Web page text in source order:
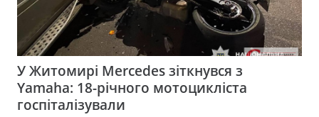
У Житомирі Mercedes зіткнувся з
Yamaha: 18-річного мотоцикліста
госпіталізували